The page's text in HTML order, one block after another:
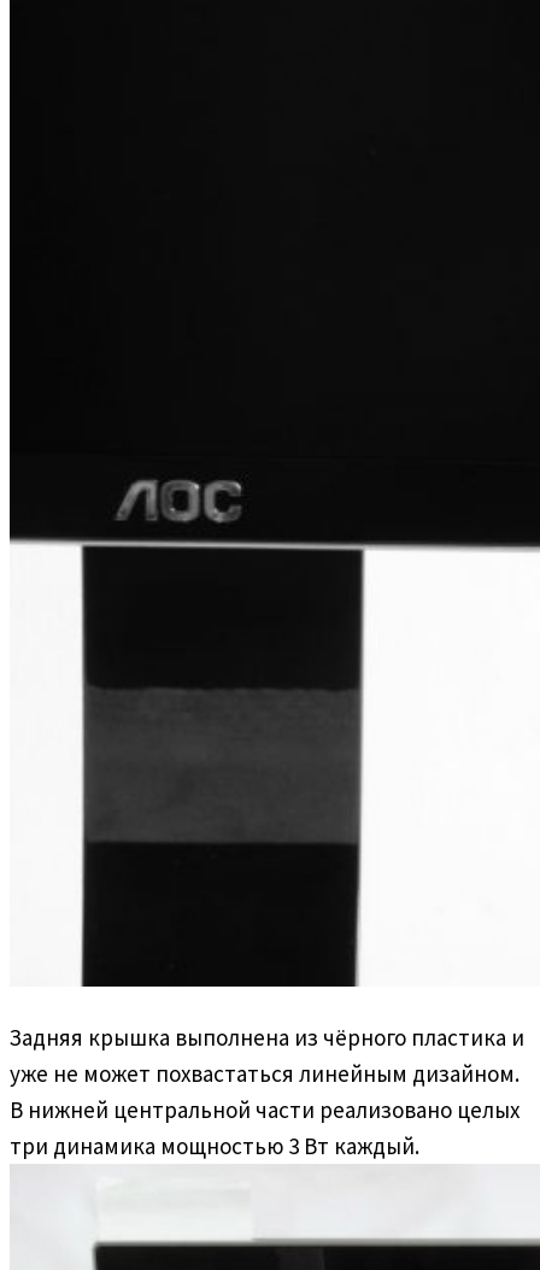
Задняя крышка выполнена из чёрного пластика и
уже не может похвастаться линейным дизайном.
В нижней центральной части реализовано целых
три динамика мощностью 3 Вт каждый.